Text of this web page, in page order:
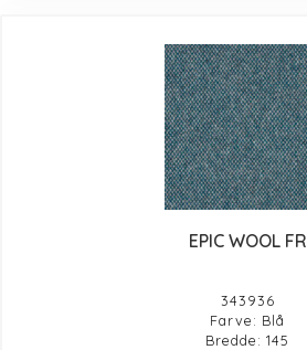
EPIC WOOL FR
343936
Farve: Blå
Bredde: 145